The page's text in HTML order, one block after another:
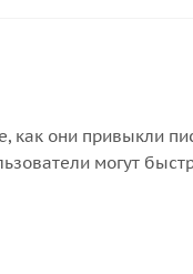
они привыкли
могут